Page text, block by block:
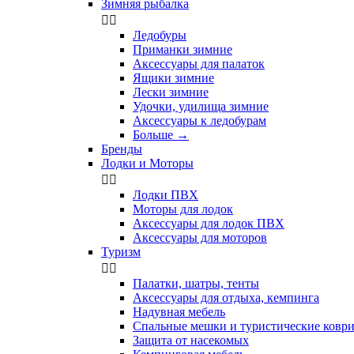
Зимняя рыбалка
 
Ледобуры
Приманки зимние
Аксессуары для палаток
Ящики зимние
Лески зимние
Удочки, удилища зимние
Аксессуары к ледобурам
Больше →
Бренды
Лодки и Моторы
 
Лодки ПВХ
Моторы для лодок
Аксессуары для лодок ПВХ
Аксессуары для моторов
Туризм
 
Палатки, шатры, тенты
Аксессуары для отдыха, кемпинга
Надувная мебель
Спальные мешки и туристические
Защита от насекомых